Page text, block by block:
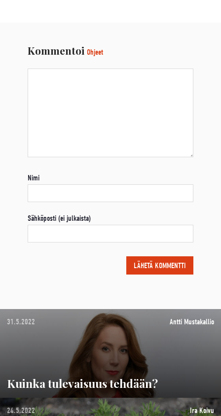
Kommentoi Ohjeet
Nimi
Sähköposti (ei julkaista)
31.5.2022 Antti Mustakallio
Kuinka tulevaisuus tehdään?
24.5.2022 Ira Koivu